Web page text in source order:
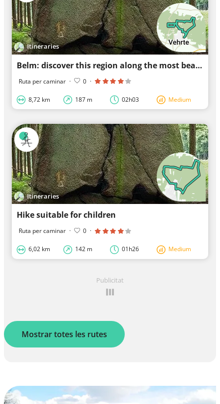
Itineraries
Belm: discover this region along the most beautiful paths
Ruta per caminar · 0 ·
8,72 km 187 m 02h03 Medium
Itineraries
Hike suitable for children
Ruta per caminar · 0 ·
6,02 km 142 m 01h26 Medium
Publicitat
Mostrar totes les rutes